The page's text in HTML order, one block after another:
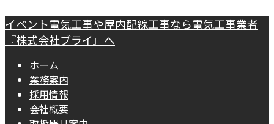
イベント電気工事や屋内配線工事なら電気工事業者
『株式会社ブライ』へ
ホーム
業務案内
採用情報
会社概要